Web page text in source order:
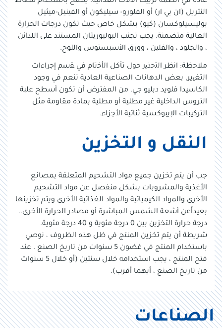
النتريل (ان بي ار) أو الفلورو- سيليكون أو الفينيل-ميثيل
بوليسيلوكسان (كيو) بشكل خاص حيث تكون درجات الحرارة
العالية متضمنة. يجب تجنب البوليوريثان المستند على اللدائن
، والجلود ، والفلين ، وورق الأسبستوس واللوح.
ﻣﻼﺣظﺔ: اﻧظر اﻟﺗﺣذﯾر ﺣول تآكل اﻟأﺧﺗﺎم ﻓﻲ ﻘﺳم إﺟراءات
اﻟﺗﻐﯾير. بعض الدهانات الصناعية العادية تنعم في وجود
الكاسيدا فلويد دبليو جي. من المفترض أن تكون أسطح علبة
التروس الداخلية غير مطلية أو مطلية بمادة مقاومة مثل
التركيبات الإيبوكسية ثنائية الأجزاء.
النقل و التخزين
جب أن يتم تخزين جميع مواد التشحيم المتعلقة بمصانع
الأغذية والمشروبات بشكل منفصل عن مواد التشحيم
الأخرى والمواد الكيميائية والمواد الغذائية الأخرى ويتم تخزينها
بعيداًعن أشعة الشمس المباشرة أو مصادر الحرارة الأخرى..
درجة حرارة التخزين بين 0 درجة مئوية و 40 درجة مئوية.
شريطة أن يتم تخزين المنتج في ظل هذه الظروف ، نوصي
باستخدام المنتج في غضون 5 سنوات من تاريخ الصنع . عند
فتح المنتج ، يجب استخدامه خلال سنتين (أو خلال 5 سنوات
من تاريخ الصنع ، أيهما أقرب).
الصناعات